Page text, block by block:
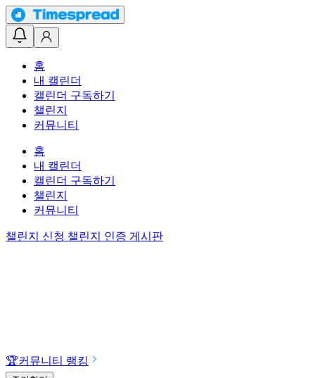
홈
내 캘린더
캘린더 구독하기
챌린지
커뮤니티
홈
내 캘린더
캘린더 구독하기
챌린지
커뮤니티
챌린지 신청 챌린지 인증 게시판
🏆커뮤니티 랭킹